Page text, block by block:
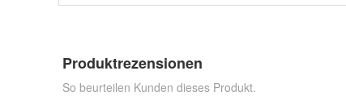
Produktrezensionen
So beurteilen Kunden dieses Produkt.